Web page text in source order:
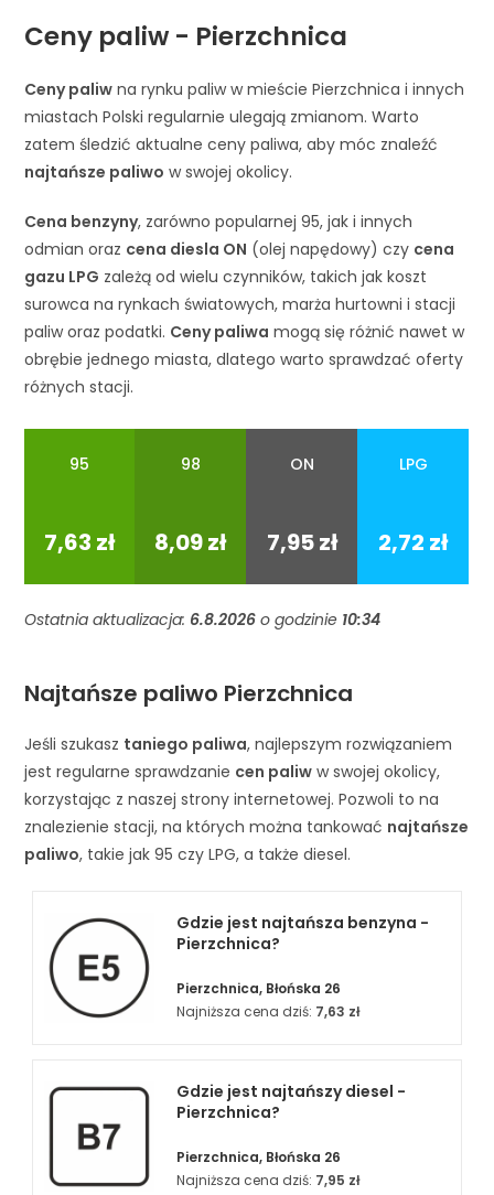
Ceny paliw - Pierzchnica
Ceny paliw na rynku paliw w mieście Pierzchnica i innych
miastach Polski regularnie ulegają zmianom. Warto
zatem śledzić aktualne ceny paliwa, aby móc znaleźć
najtańsze paliwo w swojej okolicy.
Cena benzyny, zarówno popularnej 95, jak i innych
odmian oraz cena diesla ON (olej napędowy) czy cena
gazu LPG zależą od wielu czynników, takich jak koszt
surowca na rynkach światowych, marża hurtowni i stacji
paliw oraz podatki. Ceny paliwa mogą się różnić nawet w
obrębie jednego miasta, dlatego warto sprawdzać oferty
różnych stacji.
95 98 ON LPG
7,63 zł 8,09 zł 7,95 zł 2,72 zł
Ostatnia aktualizacja: 6.8.2026 o godzinie 10:34
Najtańsze paliwo Pierzchnica
Jeśli szukasz taniego paliwa, najlepszym rozwiązaniem
jest regularne sprawdzanie cen paliw w swojej okolicy,
korzystając z naszej strony internetowej. Pozwoli to na
znalezienie stacji, na których można tankować najtańsze
paliwo, takie jak 95 czy LPG, a także diesel.
Gdzie jest najtańsza benzyna -
Pierzchnica?
Pierzchnica, Błońska 26
Najniższa cena dziś: 7,63 zł
Gdzie jest najtańszy diesel -
Pierzchnica?
Pierzchnica, Błońska 26
Najniższa cena dziś: 7,95 zł